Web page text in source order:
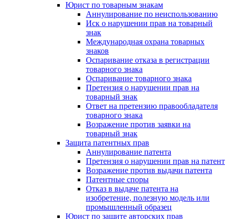
Юрист по товарным знакам
Аннулирование по неиспользованию
Иск о нарушении прав на товарный
знак
Международная охрана товарных
знаков
Оспаривание отказа в регистрации
товарного знака
Оспаривание товарного знака
Претензия о нарушении прав на
товарный знак
Ответ на претензию правообладателя
товарного знака
Возражение против заявки на
товарный знак
Защита патентных прав
Аннулирование патента
Претензия о нарушении прав на патент
Возражение против выдачи патента
Патентные споры
Отказ в выдаче патента на
изобретение, полезную модель или
промышленный образец
Юрист по защите авторских прав